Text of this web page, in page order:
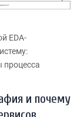
EDA-
и почему